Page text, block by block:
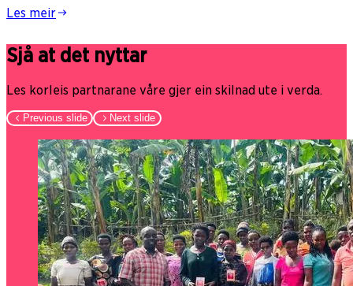
Les meir
Sjå at det nyttar
Les korleis partnarane våre gjer ein skilnad ute i verda.
Previous slide Next slide